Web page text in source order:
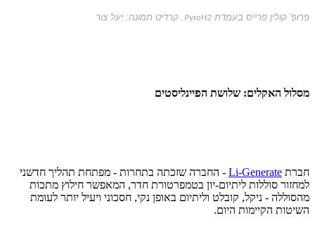
פרופ' קולין פרייס בעמדת PyroH2 . קרדיט תמונה: יעל צור
מסלול האקלים: שלושת הפיינליסטים
חברת Li-Generate - החברה שזכתה בתחרות - מפתחת תהליך חדשני
למחזור סוללות ליתיום-יון בטמפרטורת חדר, המאפשר חילוץ מתכות
מהסוללה - ניקל, קובלט וליתיום באופן נקי, חסכוני ויעיל יותר לעומת
השיטות הקיימות היום.